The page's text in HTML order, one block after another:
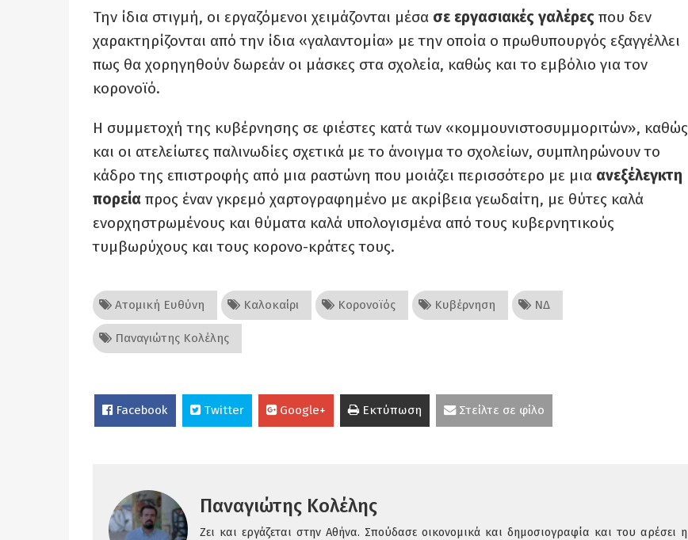
Την ίδια στιγμή, οι εργαζόμενοι χειμάζονται μέσα σε εργασιακές γαλέρες που δεν
χαρακτηρίζονται από την ίδια «γαλαντομία» με την οποία ο πρωθυπουργός εξαγγέλλει
πως θα χορηγηθούν δωρεάν οι μάσκες στα σχολεία, καθώς και το εμβόλιο για τον
κορονοϊό.
Η συμμετοχή της κυβέρνησης σε φιέστες κατά των «κομμουνιστοσυμμοριτών», καθώς
και οι ατελείωτες παλινωδίες σχετικά με το άνοιγμα το σχολείων, συμπληρώνουν το
κάδρο της επιστροφής από μια ραστώνη που μοιάζει περισσότερο με μια ανεξέλεγκτη
πορεία προς έναν γκρεμό χαρτογραφημένο με ακρίβεια γεωδαίτη, με θύτες καλά
ενορχηστρωμένους και θύματα καλά υπολογισμένα από τους κυβερνητικούς
τυμβωρύχους και τους κορονο-κράτες τους.
Ατομική Ευθύνη Καλοκαίρι Κορονοϊός Κυβέρνηση ΝΔ
Παναγιώτης Κολέλης
Facebook Twitter Google+ Εκτύπωση Στείλτε σε φίλο
Παναγιώτης Κολέλης
Ζει και εργάζεται στην Αθήνα. Σπούδασε οικονομικά και δημοσιογραφία και του αρέσει η